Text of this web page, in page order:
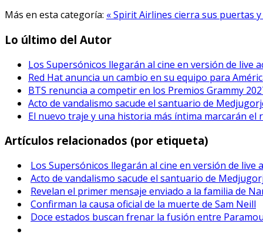
Más en esta categoría: « Spirit Airlines cierra sus puertas
Lo último del Autor
Los Supersónicos llegarán al cine en versión de live
Red Hat anuncia un cambio en su equipo para
BTS renuncia a competir en los Premios Grammy
Acto de vandalismo sacude el santuario de
El nuevo traje y una historia más íntima marcarán el
Artículos relacionados (por etiqueta)
Los Supersónicos llegarán al cine en versión de live
Acto de vandalismo sacude el santuario de
Revelan el primer mensaje enviado a la familia de
Confirman la causa oficial de la muerte de Sam Neill
Doce estados buscan frenar la fusión entre